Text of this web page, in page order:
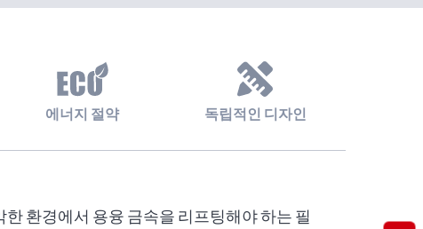
에너지 절약 독립적인 디자인
환경에서 용융 금속을 리프팅해야 하는 필